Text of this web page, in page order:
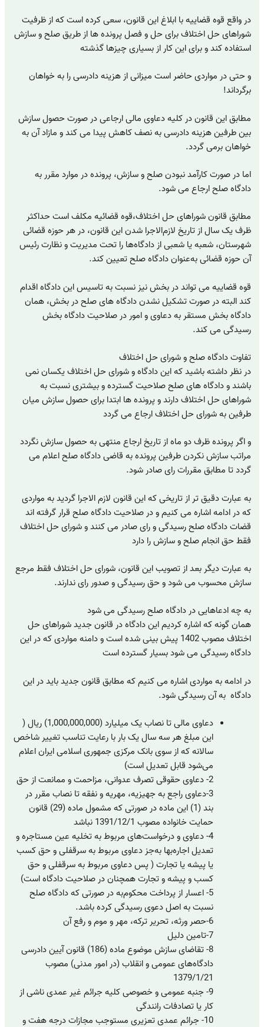
در واقع قوه قضاییه با ابلاغ این قانون، سعی کرده است که از ظرفیت
شوراهای حل اختلاف برای حل و فصل پرونده ها از طریق صلح و سازش
استفاده کند و برای این کار از بسیاری چیزها گذشته
و حتی در مواردی حاضر است میزانی از هزینه دادرسی را به خواهان
برگرداند!
مطابق این قانون در کلیه دعاوی مالی ارجاعی در صورت حصول سازش
بین طرفین هزینه دادرسی به نصف کاهش پیدا می کند و مازاد آن به
خواهان برمی گردد.
اما در صورت کارآمد نبودن صلح و سازش، پرونده در موارد مقرر به
دادگاه صلح ارجاع می شود.
مطابق قانون شوراهای حل اختلاف،قوه قضائیه مکلف است حداکثر
ظرف یک سال از تاریخ لازم‌الاجرا شدن این قانون، در هر حوزه قضائی
شهرستان، شعبه یا شعبی از دادگاه‌ها را تحت مدیریت و نظارت رئیس
آن حوزه قضائی به‌عنوان دادگاه صلح تعیین کند.
قوه قضاییه می تواند در بخش نیز نسبت به تاسیس این دادگاه اقدام
کند البته در صورت تشکیل نشدن دادگاه های صلح در بخش، همان
دادگاه بخش مستقر به دعاوی و امور در صلاحیت دادگاه بخش
رسیدگی می کند.
تفاوت دادگاه صلح و شورای حل اختلاف
در نظر داشته باشید که این دادگاه و شورای حل اختلاف یکسان نمی
باشند و دادگاه های صلح صلاحیت گسترده و بیشتری نسبت به
شوراهای حل اختلاف دارند و پرونده ها ابتدا برای حصول سازش میان
طرفین به شورای حل اختلاف ارجاع می گردد
و اگر پرونده ظرف دو ماه از تاریخ ارجاع منتهی به حصول سازش نگردد
مراتب سازش نکردن طرفین پرونده به قاضی دادگاه صلح اعلام می
گردد تا مطابق مقررات رای صادر شود.
به عبارت دقیق تر از تاریخی که این قانون لازم الاجرا گردید به مواردی
که در ادامه اشاره می کنیم و در صلاحیت دادگاه صلح قرار گرفته اند
قضات دادگاه صلح رسیدگی و رای صادر می کنند و شورای حل اختلاف
فقط حق انجام صلح و سازش را دارد
به عبارت دیگر بعد از تصویب این قانون، شورای حل اختلاف فقط مرجع
سازش محسوب می شود و حق رسیدگی و صدور رای ندارند.
به چه ادعاهایی در دادگاه صلح رسیدگی می شود
همان گونه که اشاره کردیم این دادگاه در قانون جدید شوراهای حل
اختلاف مصوب 1402 پیش بینی شده است و دامنه مواردی که در این
دادگاه رسیدگی می شود بسیار گسترده است
در ادامه به مواردی اشاره می کنیم که مطابق قانون جدید باید در این
دادگاه به آن رسیدگی شود.
دعاوی مالی تا نصاب یک میلیارد (1,000,000,000) ریال (
این مبلغ هر سه سال یک بار با رعایت تناسب تغییر شاخص
سالانه که از سوی بانک مرکزی جمهوری اسلامی ایران اعلام
می‌شود قابل تعدیل است)
2- دعاوی حقوقی تصرف عدوانی، مزاحمت و ممانعت از حق
3-دعاوی راجع به جهیزیه، مهریه و نفقه تا نصاب مقرر در
بند (1) این ماده در صورتی که مشمول ماده (29) قانون
حمایت خانواده مصوب 1391/12/1 نباشد
4- دعاوی و درخواست‌های مربوط به تخلیه عین مستاجره و
تعدیل اجاره‌بها به‌جز دعاوی مربوط به سرقفلی و حق کسب
یا پیشه یا تجارت ( پس دعاوی مربوط به سرقفلی و حق
کسب و پیشه و تجارت همچنان در صلاحیت دادگاه است)
5- اعسار از پرداخت محکوم‌به در صورتی که دادگاه صلح
نسبت به اصل دعوی رسیدگی کرده باشد.
6-حصر ورثه، تحریر ترکه، مهر و موم و رفع آن
7-تامین دلیل
8- تقاضای سازش موضوع ماده (186) قانون آیین دادرسی
دادگاه‌های عمومی و انقلاب (در امور مدنی) مصوب
1379/1/21
9- جنبه عمومی و خصوصی کلیه جرائم غیر عمدی ناشی از
کار یا تصادفات رانندگی
10- جرائم عمدی تعزیری مستوجب مجازات درجه هفت و